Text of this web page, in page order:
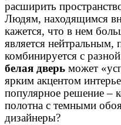
расширить
Людям, находящимся
кажется, что в нем
является нейтральным,
комбинируется с
белая дверь может
ярким акцентом
популярное решение –
полотна с темными
дизайнеры?